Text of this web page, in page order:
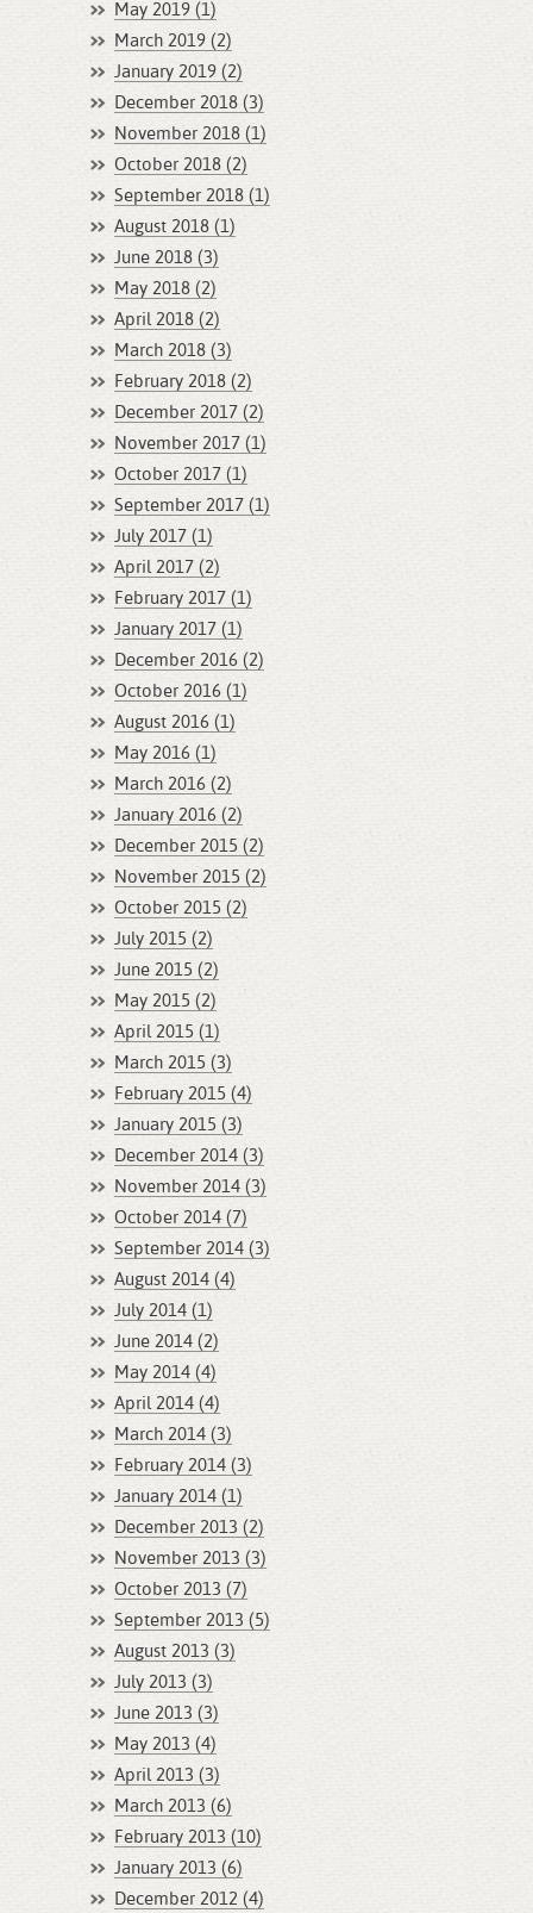
May 2019 (1)
March 2019 (2)
January 2019 (2)
December 2018 (3)
November 2018 (1)
October 2018 (2)
September 2018 (1)
August 2018 (1)
June 2018 (3)
May 2018 (2)
April 2018 (2)
March 2018 (3)
February 2018 (2)
December 2017 (2)
November 2017 (1)
October 2017 (1)
September 2017 (1)
July 2017 (1)
April 2017 (2)
February 2017 (1)
January 2017 (1)
December 2016 (2)
October 2016 (1)
August 2016 (1)
May 2016 (1)
March 2016 (2)
January 2016 (2)
December 2015 (2)
November 2015 (2)
October 2015 (2)
July 2015 (2)
June 2015 (2)
May 2015 (2)
April 2015 (1)
March 2015 (3)
February 2015 (4)
January 2015 (3)
December 2014 (3)
November 2014 (3)
October 2014 (7)
September 2014 (3)
August 2014 (4)
July 2014 (1)
June 2014 (2)
May 2014 (4)
April 2014 (4)
March 2014 (3)
February 2014 (3)
January 2014 (1)
December 2013 (2)
November 2013 (3)
October 2013 (7)
September 2013 (5)
August 2013 (3)
July 2013 (3)
June 2013 (3)
May 2013 (4)
April 2013 (3)
March 2013 (6)
February 2013 (10)
January 2013 (6)
December 2012 (4)